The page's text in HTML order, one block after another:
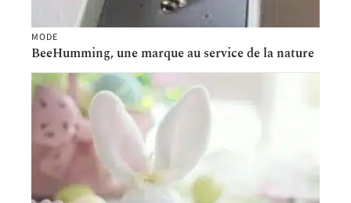
MODE
BeeHumming, une marque au service de la nature